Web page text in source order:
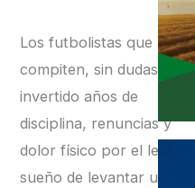
Los futbolistas que hoy
compiten, sin dudas, han
invertido años de
disciplina, renuncias y
dolor físico por el legítimo
sueño de levantar un